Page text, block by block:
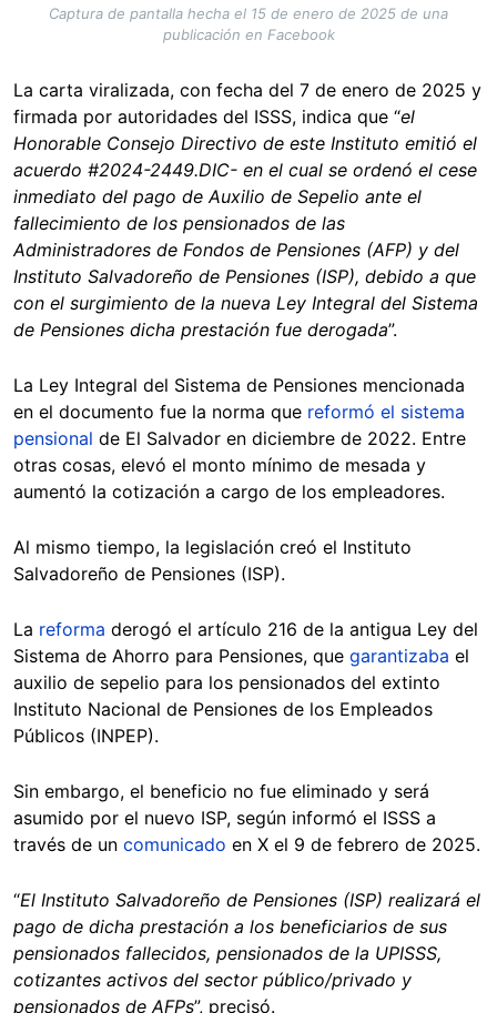
Captura de pantalla hecha el 15 de enero de 2025 de una
publicación en Facebook
La carta viralizada, con fecha del 7 de enero de 2025 y
firmada por autoridades del ISSS, indica que “el
Honorable Consejo Directivo de este Instituto emitió el
acuerdo #2024-2449.DIC- en el cual se ordenó el cese
inmediato del pago de Auxilio de Sepelio ante el
fallecimiento de los pensionados de las
Administradores de Fondos de Pensiones (AFP) y del
Instituto Salvadoreño de Pensiones (ISP), debido a que
con el surgimiento de la nueva Ley Integral del Sistema
de Pensiones dicha prestación fue derogada”.
La Ley Integral del Sistema de Pensiones mencionada
en el documento fue la norma que reformó el sistema
pensional de El Salvador en diciembre de 2022. Entre
otras cosas, elevó el monto mínimo de mesada y
aumentó la cotización a cargo de los empleadores.
Al mismo tiempo, la legislación creó el Instituto
Salvadoreño de Pensiones (ISP).
La reforma derogó el artículo 216 de la antigua Ley del
Sistema de Ahorro para Pensiones, que garantizaba el
auxilio de sepelio para los pensionados del extinto
Instituto Nacional de Pensiones de los Empleados
Públicos (INPEP).
Sin embargo, el beneficio no fue eliminado y será
asumido por el nuevo ISP, según informó el ISSS a
través de un comunicado en X el 9 de febrero de 2025.
“El Instituto Salvadoreño de Pensiones (ISP) realizará el
pago de dicha prestación a los beneficiarios de sus
pensionados fallecidos, pensionados de la UPISSS,
cotizantes activos del sector público/privado y
pensionados de AFPs”, precisó.